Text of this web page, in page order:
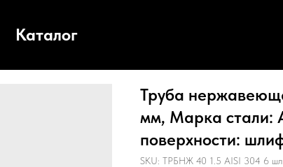
Каталог
Труба
мм, Марка стали:
поверхности:
SKU: ТРБНЖ 40 1.5 AISI 304 6